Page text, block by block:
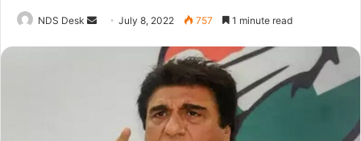
NDS Desk July 8, 2022 757 1 minute read